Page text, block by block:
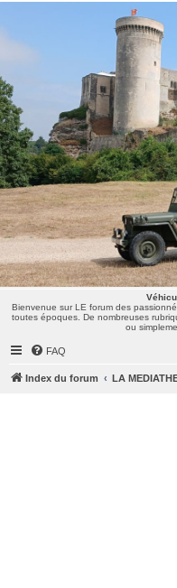
Véhicules Militaires
Bienvenue sur LE forum des
toutes époques. De nombreuses
ou simplement partager vos activités.
Bienvenue sur LE forum des
toutes époques. De nombreuses
ou
FAQ
Index du forum LA